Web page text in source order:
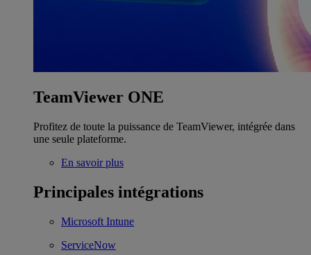
TeamViewer ONE
Profitez de toute la puissance de TeamViewer, intégrée dans
une seule plateforme.
En savoir plus
Principales intégrations
Microsoft Intune
ServiceNow